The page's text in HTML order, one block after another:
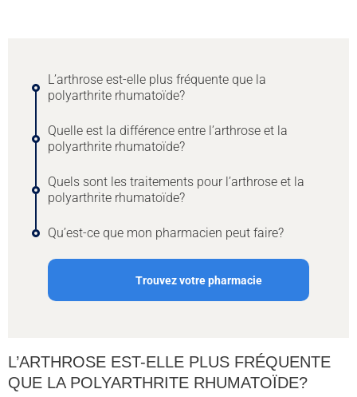
L’arthrose est-elle plus fréquente que la
polyarthrite rhumatoïde?
Quelle est la différence entre l’arthrose et la
polyarthrite rhumatoïde?
Quels sont les traitements pour l’arthrose et la
polyarthrite rhumatoïde?
Qu’est-ce que mon pharmacien peut faire?
Trouvez votre pharmacie
L’ARTHROSE EST-ELLE PLUS FRÉQUENTE
QUE LA POLYARTHRITE RHUMATOÏDE?